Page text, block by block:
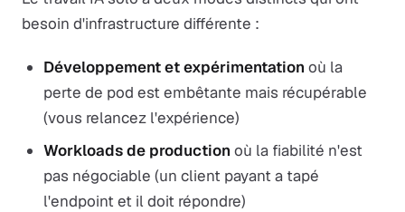
besoin d'infrastructure différente :
Développement et expérimentation où la
perte de pod est embêtante mais récupérable
(vous relancez l'expérience)
Workloads de production où la fiabilité n'est
pas négociable (un client payant a tapé
l'endpoint et il doit répondre)